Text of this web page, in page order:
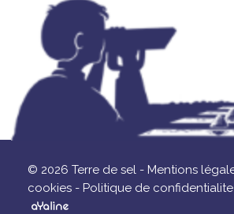
© 2026 Terre de sel - Mentions
cookies - Politique de